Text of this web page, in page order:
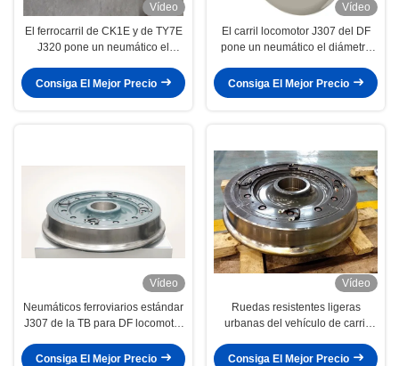
Vídeo
El ferrocarril de CK1E y de TY7E
J320 pone un neumático el
locomotora del DF
Consiga El Mejor Precio
Vídeo
El carril locomotor J307 del DF
pone un neumático el diámetro
Consiga El Mejor Precio
Vídeo
Neumáticos ferroviarios estándar
J307 de la TB para DF locomotor
Consiga El Mejor Precio
Vídeo
Ruedas resistentes ligeras
urbanas del vehículo de carril
carril debajo de 110km/H
Consiga El Mejor Precio